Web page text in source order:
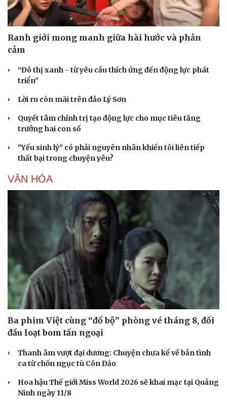
Nhi khoa
Nam khoa
Làm đẹp - giảm cân
Phòng mạch online
Ăn sạch sống khỏe
Ranh giới mong manh giữa hài hước và phản
cảm
“Đô thị xanh - từ yêu cầu thích ứng đến động lực phát
triển”
Lời ru còn mãi trên đảo Lý Sơn
Quyết tâm chính trị tạo động lực cho mục tiêu tăng
trưởng hai con số
"Yếu sinh lý" có phải nguyên nhân khiến tôi liên tiếp
thất bại trong chuyện yêu?
VĂN HÓA
Ba phim Việt cùng “đổ bộ” phòng vé tháng 8, đối
đầu loạt bom tấn ngoại
Thanh âm vượt đại dương: Chuyện chưa kể về bản tình
ca từ chốn ngục tù Côn Đảo
Hoa hậu Thế giới Miss World 2026 sẽ khai mạc tại Quảng
Ninh ngày 11/8